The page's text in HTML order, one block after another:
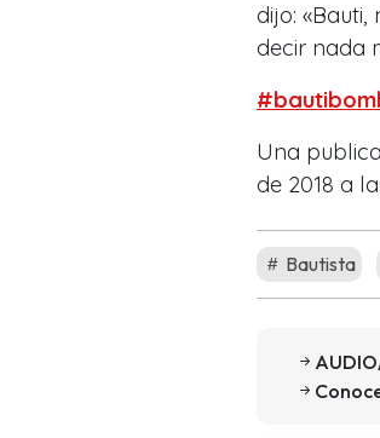
dijo:
decir nada
Una
de 2018 a
Bautista